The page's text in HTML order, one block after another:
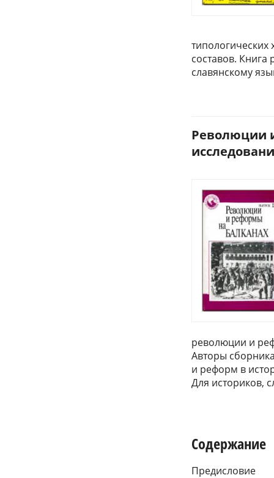
типологических
составов. Книга
славянскому
Революции
революции и
Авторы
и реформ в
Для историков,
Содержание
Предисловие